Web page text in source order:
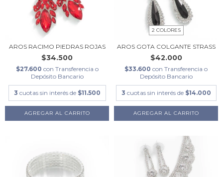
AROS RACIMO PIEDRAS ROJAS
$34.500
$27.600 con Transferencia o
Depósito Bancario
3 cuotas sin interés de $11.500
2 COLORES
AROS GOTA COLGANTE STRASS
$42.000
$33.600 con Transferencia o
Depósito Bancario
3 cuotas sin interés de $14.000
AGREGAR AL CARRITO